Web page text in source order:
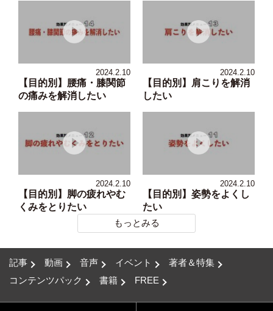
2024.2.10
【目的別】腰痛・膝関節
の痛みを解消したい
2024.2.10
【目的別】肩こりを解消
したい
2024.2.10
【目的別】脚の疲れやむ
くみをとりたい
2024.2.10
【目的別】姿勢をよくし
たい
もっとみる
記事 動画 音声 イベント
著者＆特集
コンテンツパック
書籍 FREE